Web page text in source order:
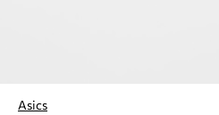
Asics